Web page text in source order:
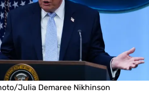
Julia Demaree Nikhinson